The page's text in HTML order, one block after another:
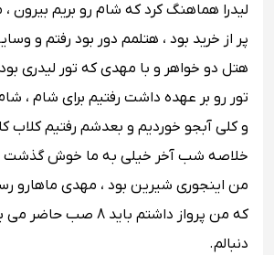
لیدرا هماهنگ کرد که شام رو بریم
پر از خرید بود ، هتلمم دور بود رفتم و
هتل دو خواهر و با مهدی که تور لیدری
تور رو بر عهده داشت رفتیم برای شام ،
و کلی آبجو خوردیم و بعدشم رفتیم کلاب
خلاصه شب آخر خیلی به ما خوش گذشت
من اینجوری شیرین بود ، مهدی ماهارو
که من پرواز داشتم باید
دنبالم.